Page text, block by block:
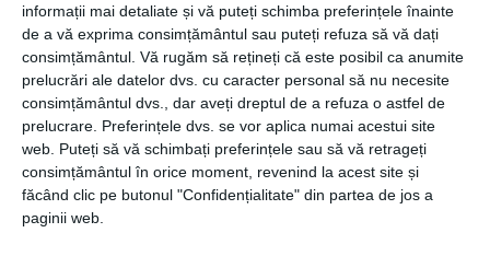
informații mai detaliate și vă puteți schimba preferințele înainte
de a vă exprima consimțământul sau puteți refuza să vă dați
consimțământul. Vă rugăm să rețineți că este posibil ca anumite
prelucrări ale datelor dvs. cu caracter personal să nu necesite
consimțământul dvs., dar aveți dreptul de a refuza o astfel de
prelucrare. Preferințele dvs. se vor aplica numai acestui site
web. Puteți să vă schimbați preferințele sau să vă retrageți
consimțământul în orice moment, revenind la acest site și
făcând clic pe butonul "Confidențialitate" din partea de jos a
paginii web.
Pe lângă rolul de purificare a aerului, filtrele contribuie
semnificativ la protecția echipamentului. Atunci când
praful și impuritățile pătrund în interiorul unității, acestea
pot afecta ventilatorul, evaporatorul și alte componente
importante ale sistemului. În timp, depunerile de praf
reduc eficiența aparatului și cresc riscul apariției unor
defecțiuni costisitoare.
Un filtru curat permite funcționarea optimă a întregului